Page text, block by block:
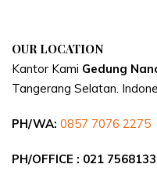
OUR LOCATION
Kantor Kami Gedung
Tangerang Selatan.
PH/WA: 0857 7076 2275
PH/OFFICE : 021